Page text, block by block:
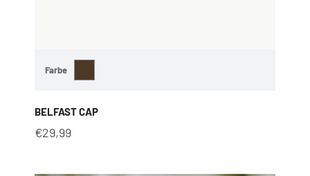
Farbe
BELFAST CAP
€29,99